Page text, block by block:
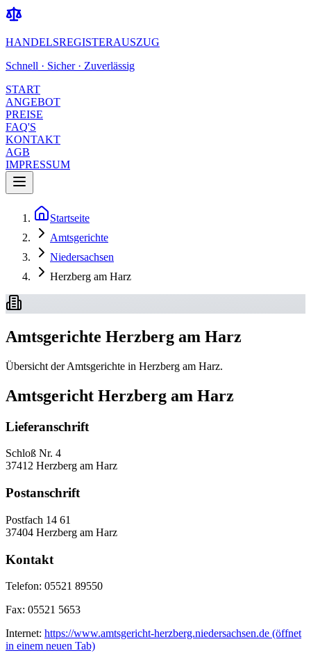
HANDELSREGISTERAUSZUG
Schnell · Sicher · Zuverlässig
START
ANGEBOT
PREISE
FAQ'S
KONTAKT
AGB
IMPRESSUM
Startseite
Amtsgerichte
Niedersachsen
Herzberg am Harz
Amtsgerichte Herzberg am Harz
Übersicht der Amtsgerichte in Herzberg am Harz.
Amtsgericht Herzberg am Harz
Lieferanschrift
Schloß Nr. 4
37412 Herzberg am Harz
Postanschrift
Postfach 14 61
37404 Herzberg am Harz
Kontakt
Telefon: 05521 89550
Fax: 05521 5653
Internet: https://www.amtsgericht-herzberg.niedersachsen.de (öffnet
in einem neuen Tab)